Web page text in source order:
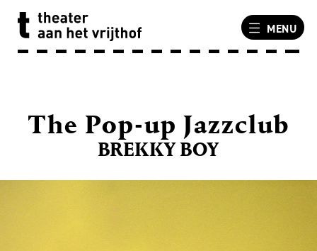
MENU
BREKKY BOY
The Pop-up Jazzclub